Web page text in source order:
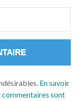
En savoir
commentaires sont